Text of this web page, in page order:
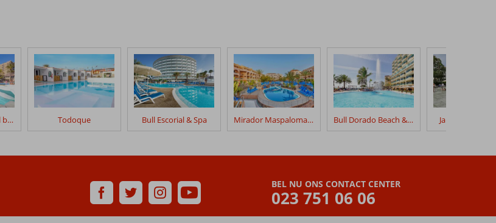
Abora Continental by Lopesan Hotels Todoque Bull Escorial & Spa Mirador Maspalomas by Dunas Bull Dorado Beach & Spa Jardin Del
BEL NU ONS CONTACT CENTER
023 751 06 06